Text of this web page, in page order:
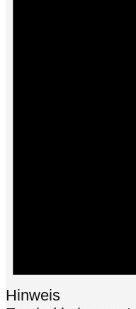
Hinweis